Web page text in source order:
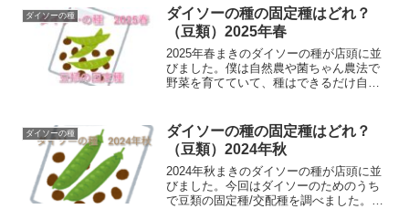
えています。ダイソーで発売された野菜
の種の中で種採りできそうなものを調べ
てみました。🧐今回は果菜類を調べてみ
ましたよ！
ダイソーの種
ダイソーの種の固定種はどれ？
（豆類）2025年春
2025年春まきのダイソーの種が店頭に並
びました。僕は自然農や菌ちゃん農法で
野菜を育てていて、種はできるだけ自家
らっしゃるようですので、今回発売され
た野菜の種の中で種採りできそうなもの
を調べてみました。🧐今回は豆類を調べ
てみましたよ！
ダイソーの種
ダイソーの種の固定種はどれ？
（豆類）2024年秋
2024年秋まきのダイソーの種が店頭に並
びました。今回はダイソーのためのうち
で豆類の固定種/交配種を調べました。僕